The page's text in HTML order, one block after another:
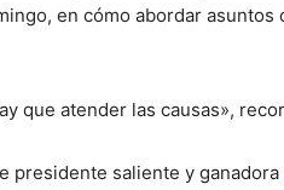
en cómo abordar asuntos
que atender las causas»,
saliente y